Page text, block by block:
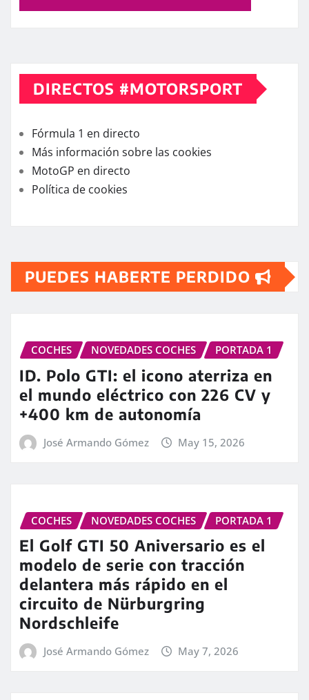
DIRECTOS #MOTORSPORT
Fórmula 1 en directo
Más información sobre las cookies
MotoGP en directo
Política de cookies
PUEDES HABERTE PERDIDO
COCHES NOVEDADES COCHES PORTADA 1
ID. Polo GTI: el icono aterriza en
el mundo eléctrico con 226 CV y
+400 km de autonomía
José Armando Gómez May 15, 2026
COCHES NOVEDADES COCHES PORTADA 1
El Golf GTI 50 Aniversario es el
modelo de serie con tracción
delantera más rápido en el
circuito de Nürburgring
Nordschleife
José Armando Gómez May 7, 2026